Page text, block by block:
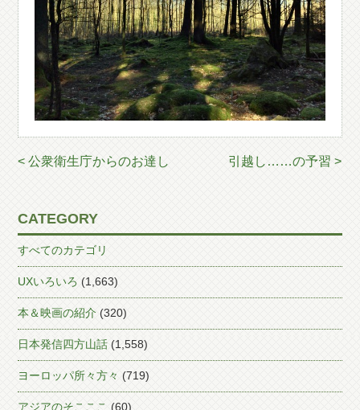
< 公衆衛生庁からのお達し 引越し……の予習 >
CATEGORY
すべてのカテゴリ
UXいろいろ (1,663)
本＆映画の紹介 (320)
日本発信四方山話 (1,558)
ヨーロッパ所々方々 (719)
アジアのそこここ (60)